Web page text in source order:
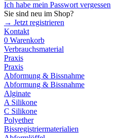
Ich habe mein Passwort vergessen
Sie sind neu im Shop?
→ Jetzt registrieren
Kontakt
0 Warenkorb
Verbrauchsmaterial
Praxis
Praxis
Abformung & Bissnahme
Abformung & Bissnahme
Alginate
A Silikone
C Silikone
Polyether
Bissregistriermaterialien